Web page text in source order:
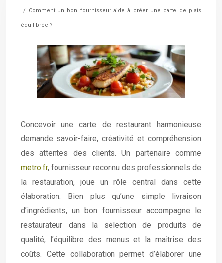
/ Comment un bon fournisseur aide à créer une carte de plats
équilibrée ?
Concevoir une carte de restaurant harmonieuse
demande savoir-faire, créativité et compréhension
des attentes des clients. Un partenaire comme
metro.fr, fournisseur reconnu des professionnels de
la restauration, joue un rôle central dans cette
élaboration. Bien plus qu’une simple livraison
d’ingrédients, un bon fournisseur accompagne le
restaurateur dans la sélection de produits de
qualité, l’équilibre des menus et la maîtrise des
coûts. Cette collaboration permet d’élaborer une